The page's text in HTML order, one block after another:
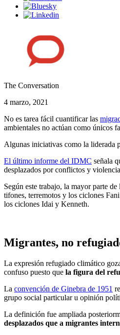
The Conversation
4 marzo, 2021
No es tarea fácil cuantificar las
ambientales no actúan como únicos
Algunas iniciativas como la liderada
El último informe del IDMC señala
desplazados por conflictos y
Según este trabajo, la mayor parte
tifones, terremotos y los ciclones
los ciclones Idai y Kenneth.
Migrantes, no
La expresión refugiado climático
confuso puesto que la figura del
La convención de Ginebra de 1951
grupo social particular u opinión
La definición fue ampliada
desplazados que a migrantes